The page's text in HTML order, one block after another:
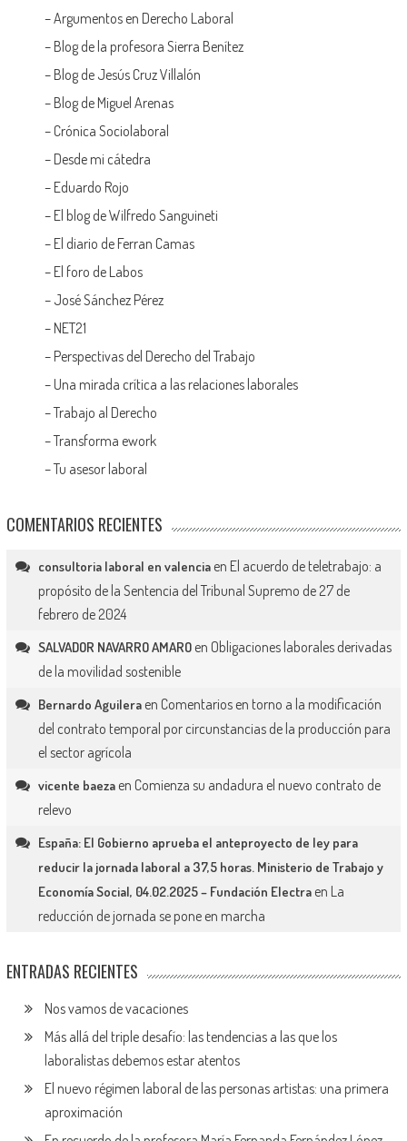
–Argumentos en Derecho Laboral
– Blog de la profesora Sierra Benítez
– Blog de Jesús Cruz Villalón
– Blog de Miguel Arenas
– Crónica Sociolaboral
– Desde mi cátedra
– Eduardo Rojo
– El blog de Wilfredo Sanguineti
– El diario de Ferran Camas
– El foro de Labos
– José Sánchez Pérez
– NET21
– Perspectivas del Derecho del Trabajo
– Una mirada crítica a las relaciones laborales
–Trabajo al Derecho
–Transforma ework
–Tu asesor laboral
COMENTARIOS RECIENTES
consultoria laboral en valenciaen El acuerdo de teletrabajo: a
propósito de la Sentencia del Tribunal Supremo de 27 de
febrero de 2024
SALVADOR NAVARRO AMAROen Obligaciones laborales derivadas
de la movilidad sostenible
Bernardo Aguileraen Comentarios en torno a la modificación
del contrato temporal por circunstancias de la producción para
el sector agrícola
vicente baezaen Comienza su andadura el nuevo contrato de
relevo
España: El Gobierno aprueba el anteproyecto de ley para
reducir la jornada laboral a 37,5 horas. Ministerio de Trabajo y
Economía Social, 04.02.2025 – Fundación Electraen La
reducción de jornada se pone en marcha
ENTRADAS RECIENTES
Nos vamos de vacaciones
Más allá del triple desafío: las tendencias a las que los
laboralistas debemos estar atentos
El nuevo régimen laboral de las personas artistas: una primera
aproximación